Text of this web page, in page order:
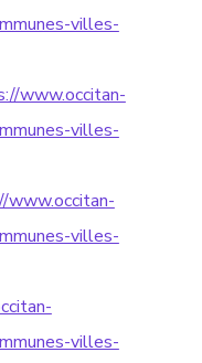
villes-
www.occitan-
villes-
www.occitan-
villes-
villes-